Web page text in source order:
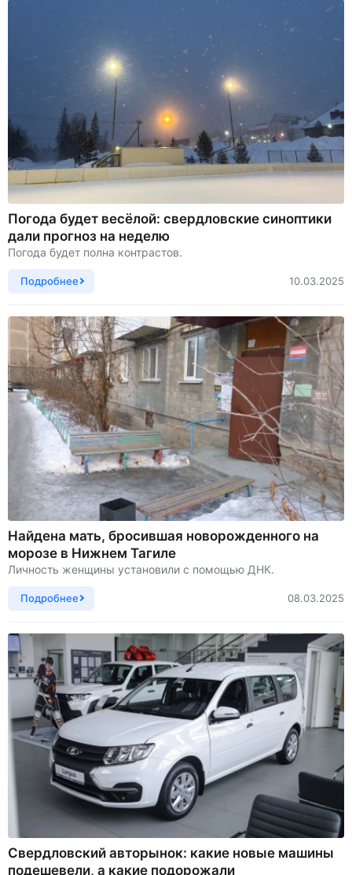
Погода будет весёлой: свердловские синоптики
дали прогноз на неделю
Погода будет полна контрастов.
Подробнее 10.03.2025
Найдена мать, бросившая новорожденного на
морозе в Нижнем Тагиле
Личность женщины установили с помощью ДНК.
Подробнее 08.03.2025
Свердловский авторынок: какие новые машины
подешевели, а какие подорожали